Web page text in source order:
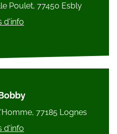
Poulet, 77450 Esbly
d'info
77185 Lognes
d'info